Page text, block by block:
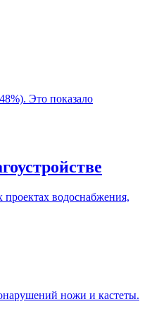
Это показало
водоснабжения,
ножи и кастеты.